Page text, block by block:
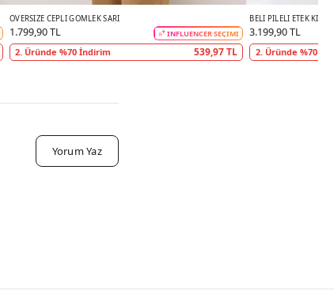
OVERSIZE CEPLI GÖMLEK SARI
1.799,90 TL INFLUENCER SEÇİMİ
2. Üründe %70 İndirim 539,97 TL
BELI PILELI ETEK
3.199,90 TL
2. Üründe %70
Yorum Yaz